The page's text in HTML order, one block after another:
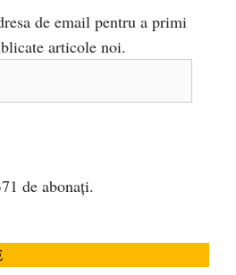
de email pentru a primi
articole noi.
de abonați.